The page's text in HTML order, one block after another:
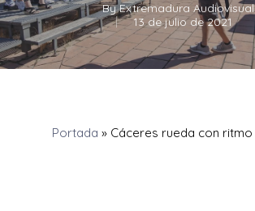
ByExtremadura Audiovisual
13 de julio de 2021
Portada » Cáceres rueda con ritmo